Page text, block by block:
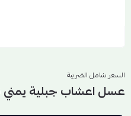
السعر شامل الضريبة
عسل اعشاب جبلية